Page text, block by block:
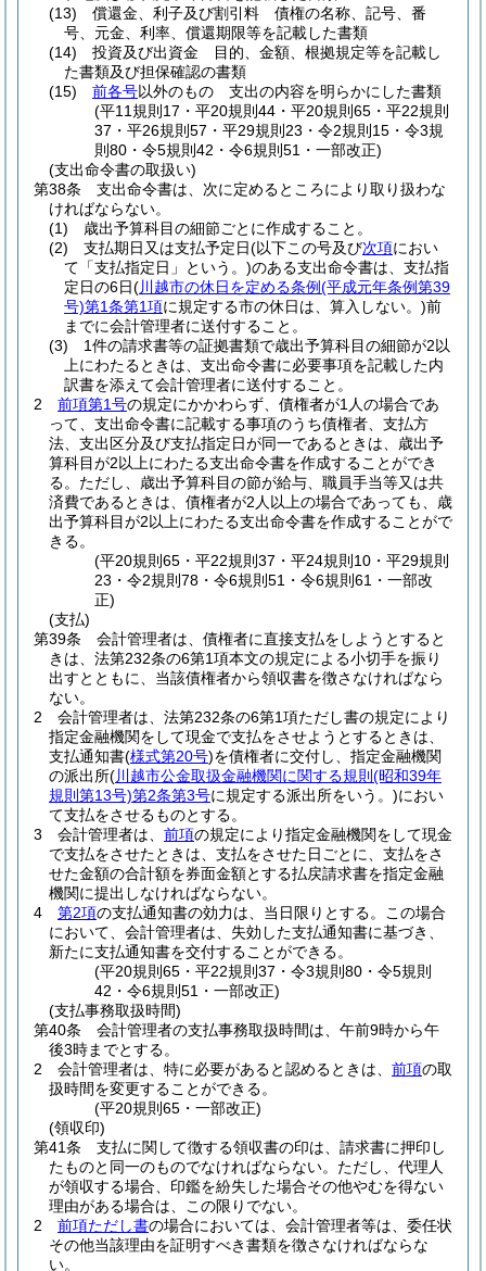
(13)
償還金、利子及び割引料 債権の名称、記号、番
号、元金、利率、償還期限等を記載した書類
(14)
投資及び出資金 目的、金額、根拠規定等を記載し
た書類及び担保確認の書類
(15)
前各号以外のもの 支出の内容を明らかにした書類
(平11規則17・平20規則44・平20規則65・平22規則
37・平26規則57・平29規則23・令2規則15・令3規
則80・令5規則42・令6規則51・一部改正)
(支出命令書の取扱い)
第38条
支出命令書は、次に定めるところにより取り扱わな
ければならない。
(1)
歳出予算科目の細節ごとに作成すること。
(2)
支払期日又は支払予定日(以下この号及び次項におい
て「支払指定日」という。)のある支出命令書は、支払指
定日の6日(川越市の休日を定める条例(平成元年条例第39
号)第1条第1項に規定する市の休日は、算入しない。)前
までに会計管理者に送付すること。
(3)
1件の請求書等の証拠書類で歳出予算科目の細節が2以
上にわたるときは、支出命令書に必要事項を記載した内
訳書を添えて会計管理者に送付すること。
2
前項第1号の規定にかかわらず、債権者が1人の場合であ
って、支出命令書に記載する事項のうち債権者、支払方
法、支出区分及び支払指定日が同一であるときは、歳出予
算科目が2以上にわたる支出命令書を作成することができ
る。 ただし、歳出予算科目の節が給与、職員手当等又は共
済費であるときは、債権者が2人以上の場合であっても、歳
出予算科目が2以上にわたる支出命令書を作成することがで
きる。
(平20規則65・平22規則37・平24規則10・平29規則
23・令2規則78・令6規則51・令6規則61・一部改
正)
(支払)
第39条
会計管理者は、債権者に直接支払をしようとすると
きは、法第232条の6第1項本文の規定による小切手を振り
出すとともに、当該債権者から領収書を徴さなければなら
ない。
2
会計管理者は、法第232条の6第1項ただし書の規定により
指定金融機関をして現金で支払をさせようとするときは、
支払通知書(様式第20号)を債権者に交付し、指定金融機関
の派出所(川越市公金取扱金融機関に関する規則 (昭和39年
規則第13号)第2条第3号に規定する派出所をいう。)におい
て支払をさせるものとする。
3
会計管理者は、 前項の規定により指定金融機関をして現金
で支払をさせたときは、支払をさせた日ごとに、支払をさ
せた金額の合計額を券面金額とする払戻請求書を指定金融
機関に提出しなければならない。
4
第2項の支払通知書の効力は、当日限りとする。
この場合
において、会計管理者は、失効した支払通知書に基づき、
新たに支払通知書を交付することができる。
(平20規則65・平22規則37・令3規則80・令5規則
42・令6規則51・一部改正)
(支払事務取扱時間)
第40条
会計管理者の支払事務取扱時間は、午前9時から午
後3時までとする。
2
会計管理者は、特に必要があると認めるときは、 前項の取
扱時間を変更することができる。
(平20規則65・一部改正)
(領収印)
第41条
支払に関して徴する領収書の印は、請求書に押印し
たものと同一のものでなければならない。 ただし、代理人
が領収する場合、印鑑を紛失した場合その他やむを得ない
理由がある場合は、この限りでない。
2
前項ただし書の場合においては、会計管理者等は、委任状
その他当該理由を証明すべき書類を徴さなければならな
い。